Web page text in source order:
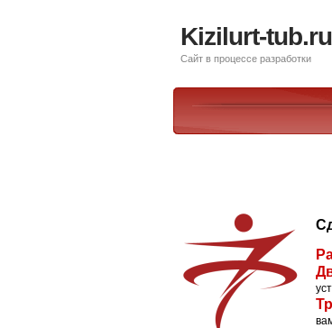
Kizilurt-tub.ru
Сайт в процессе разработки